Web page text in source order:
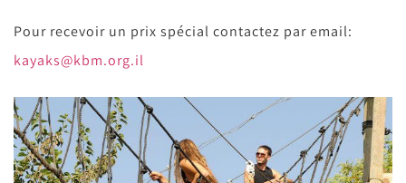
Pour recevoir un prix spécial contactez par email:
kayaks@kbm.org.il